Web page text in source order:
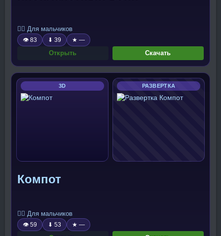
🧍‍♂️ Для мальчиков
👁 83 ⬇ 39 ★ —
Открыть Скачать
3D РАЗВЕРТКА
Компот
🧍‍♂️ Для мальчиков
👁 59 ⬇ 53 ★ —